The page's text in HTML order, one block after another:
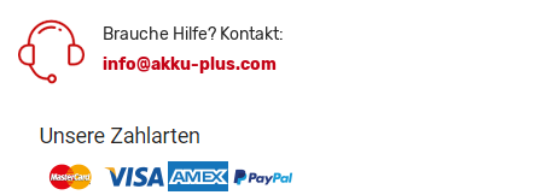
Brauche Hilfe? Kontakt:
info@akku-plus.com